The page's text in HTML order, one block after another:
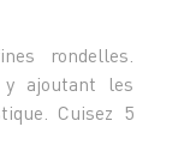
rondelles.
y ajoutant les
Cuisez 5